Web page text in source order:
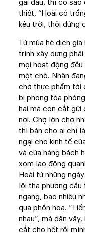
gãi đầu, thì có sao
thiệt, “Hoài có
kêu trời, thôi đừng
Từ mùa hè dịch
trình xây dựng
mọi hoạt động đều
một chỗ. Nhân
chở thực phẩm tới
bị phong tỏa
hai má con cắt gửi
nơi. Chợ lớn chợ
thì bán cho ai chỉ
ngại cho kinh tế
và cửa hàng bách
xóm lao động
Hoài từ những
lội tha phương
ngang, bao nhiêu
qua phồn hoa.
nhau”, má dặn
cắt cho hết rồi